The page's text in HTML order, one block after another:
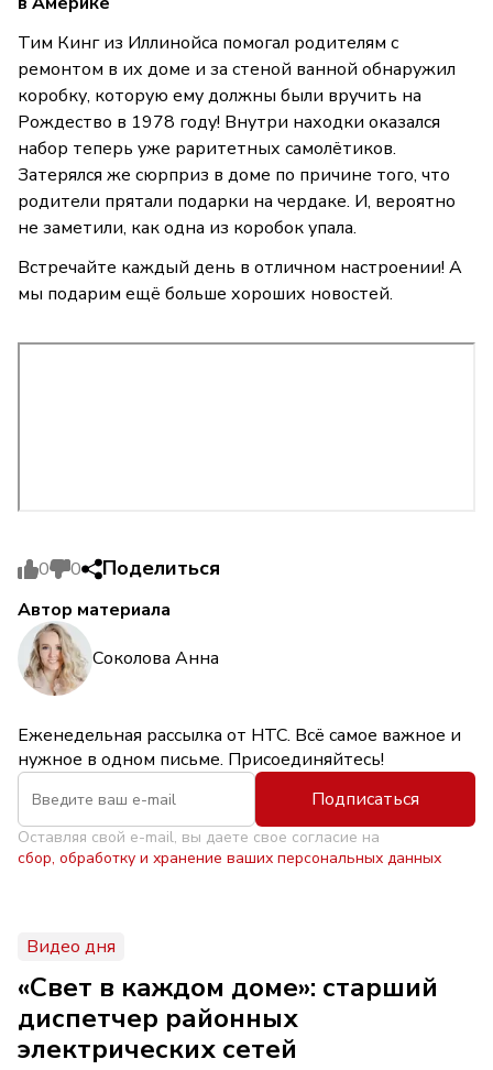
Тим Кинг из Иллинойса помогал родителям с
ремонтом в их доме и за стеной ванной обнаружил
коробку, которую ему должны были вручить на
Рождество в 1978 году! Внутри находки оказался
набор теперь уже раритетных самолётиков.
Затерялся же сюрприз в доме по причине того, что
родители прятали подарки на чердаке. И, вероятно
не заметили, как одна из коробок упала.
Встречайте каждый день в отличном настроении! А
мы подарим ещё больше хороших новостей.
0 0 Поделиться
Автор материала
Соколова Анна
Еженедельная рассылка от НТС. Всё самое важное и
нужное в одном письме. Присоединяйтесь!
Подписаться
Оставляя свой e-mail, вы даете свое согласие на
сбор, обработку и хранение ваших персональных данных
Видео дня
«Свет в каждом доме»: старший
диспетчер районных
электрических сетей